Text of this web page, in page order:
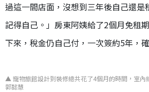
過這一間店面，沒想到三年後自己還是
記得自己。」房東阿姨給了2個月免租
下來，稅金仍自己付，一次簽約5年，
▲ 寵物旅館設計到裝修總共花了4個月的時間，室內
郭懿慧